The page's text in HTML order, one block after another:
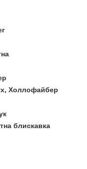
Холлофайбер
блискавка